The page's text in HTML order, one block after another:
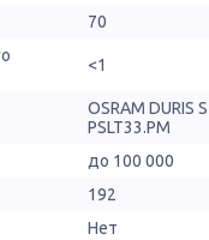
70
<1
OSRAM DURIS
PSLT33.PM
до 100 000
192
Нет